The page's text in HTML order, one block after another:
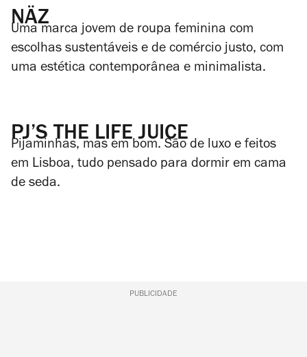
NÄZ
Uma marca jovem de roupa feminina com
escolhas sustentáveis e de comércio justo, com
uma estética contemporânea e minimalista.
PJ’S THE LIFE JUICE
Pijaminhas, mas em bom. São de luxo e feitos
em Lisboa, tudo pensado para dormir em cama
de seda.
PUBLICIDADE